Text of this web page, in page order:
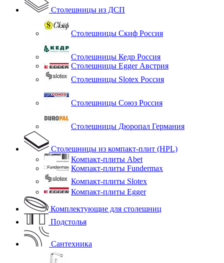
Столешницы из ДСП
Столешницы Скиф Россия
Столешницы Кедр Россия
Столешницы Egger Австрия
Столешницы Slotex Россия
Столешницы Союз Россия
Столешницы Дюропал Германия
Столешницы из компакт-плит (HPL)
Компакт-плиты Abet
Компакт-плиты Fundermax
Компакт-плиты Slotex
Компакт-плиты Egger
Комплектующие для столешниц
Подстолья
Сантехника